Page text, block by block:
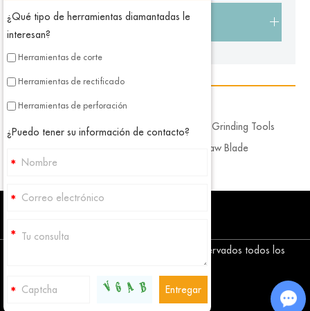
Herramientas de diamante de bricolaje
Skype
Diamond Polishing Tools Diamond Grinding Tools
Diamond Saw Blade
Copyright © Corediam Tools Co., Ltd. Reservados todos los
¿Qué tipo de herramientas diamantadas le
interesan?
Herramientas de corte
Herramientas de rectificado
Herramientas de perforación
¿Puedo tener su información de contacto?